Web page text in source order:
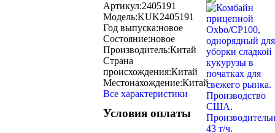
Артикул:2405191
Модель:KUK2405191
Год выпуска:новое
Состояние:новое
Производитель:Китай
Страна
происхождения:Китай
Местонахождение:Китай
Все характеристики
Условия оплаты